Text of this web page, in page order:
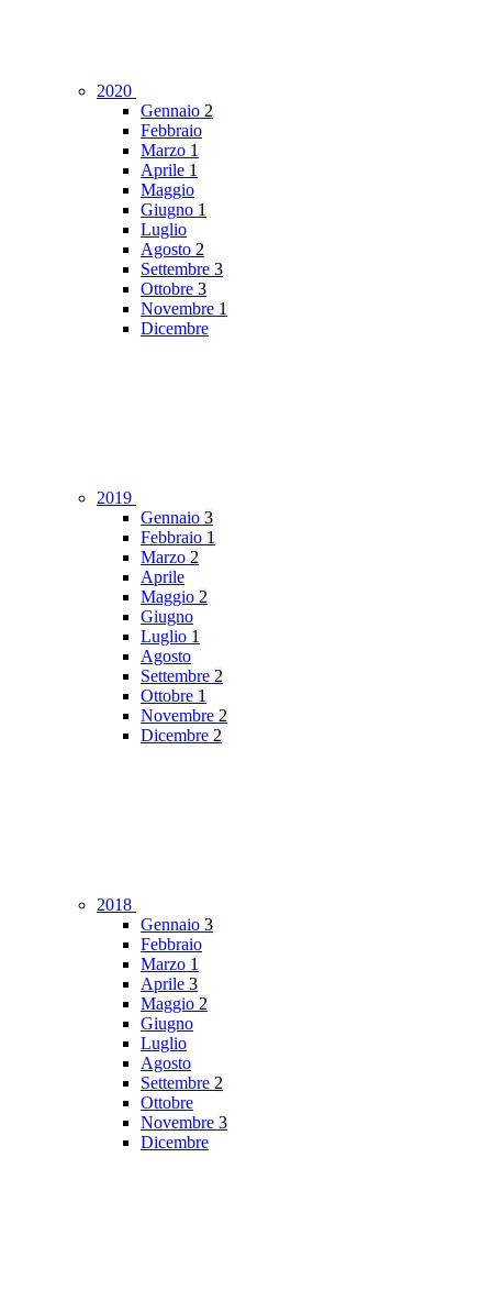
2020
Gennaio 2
Febbraio
Marzo 1
Aprile 1
Maggio
Giugno 1
Luglio
Agosto 2
Settembre 3
Ottobre 3
Novembre 1
Dicembre
2019
Gennaio 3
Febbraio 1
Marzo 2
Aprile
Maggio 2
Giugno
Luglio 1
Agosto
Settembre 2
Ottobre 1
Novembre 2
Dicembre 2
2018
Gennaio 3
Febbraio
Marzo 1
Aprile 3
Maggio 2
Giugno
Luglio
Agosto
Settembre 2
Ottobre
Novembre 3
Dicembre